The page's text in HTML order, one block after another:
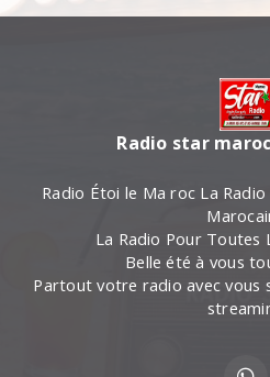
Radio Étoi le Ma roc La
La Radio Pour Toutes
Belle été à vous
Partout votre radio avec vous